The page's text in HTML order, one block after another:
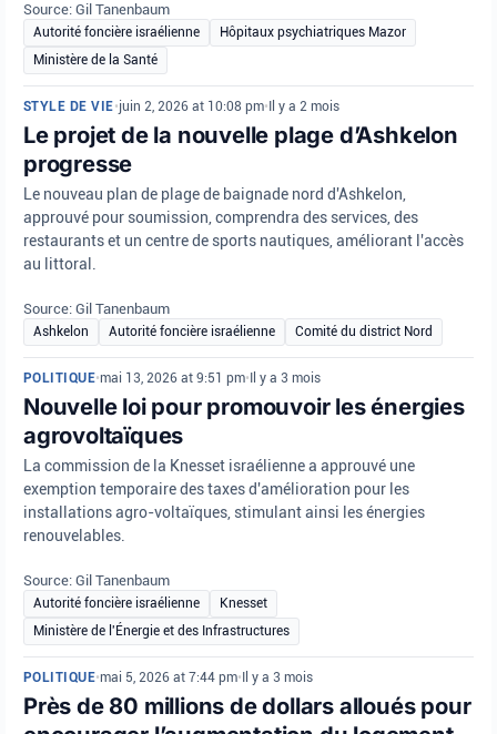
Source: Gil Tanenbaum
Autorité foncière israélienne
Hôpitaux psychiatriques Mazor
Ministère de la Santé
STYLE DE VIE•juin 2, 2026 at 10:08 pm• Il y a 2 mois
Le projet de la nouvelle plage d’Ashkelon
progresse
Le nouveau plan de plage de baignade nord d'Ashkelon,
approuvé pour soumission, comprendra des services, des
restaurants et un centre de sports nautiques, améliorant l'accès
au littoral.
Source: Gil Tanenbaum
Ashkelon Autorité foncière israélienne Comité du district Nord
POLITIQUE•mai 13, 2026 at 9:51 pm• Il y a 3 mois
Nouvelle loi pour promouvoir les énergies
agrovoltaïques
La commission de la Knesset israélienne a approuvé une
exemption temporaire des taxes d'amélioration pour les
installations agro-voltaïques, stimulant ainsi les énergies
renouvelables.
Source: Gil Tanenbaum
Autorité foncière israélienne
Knesset
Ministère de l'Énergie et des Infrastructures
POLITIQUE•mai 5, 2026 at 7:44 pm• Il y a 3 mois
Près de 80 millions de dollars alloués pour